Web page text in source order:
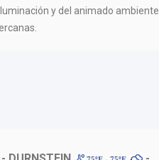
y del animado ambiente